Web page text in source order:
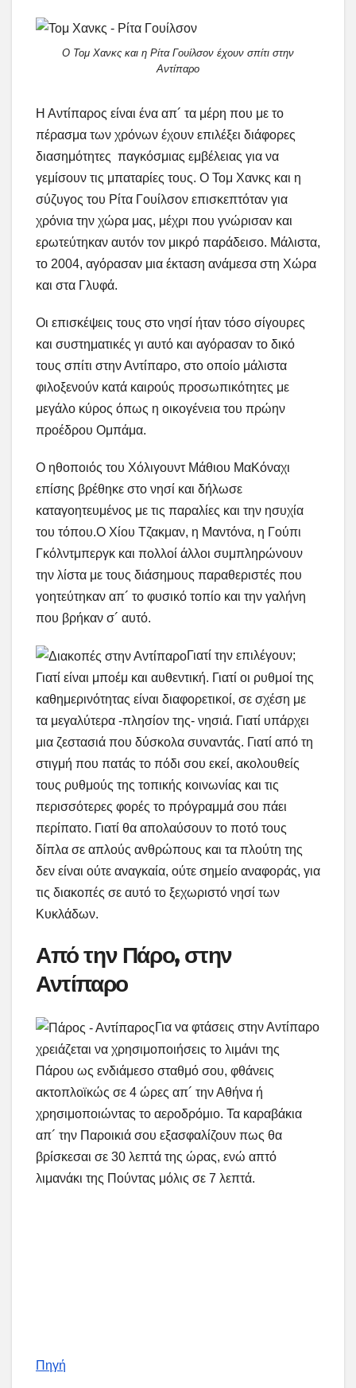
Ο Τομ Χανκς και η Ρίτα Γουίλσον έχουν σπίτι στην
Αντίπαρο
Η Αντίπαρος είναι ένα απ´ τα μέρη που με το
πέρασμα των χρόνων έχουν επιλέξει διάφορες
διασημότητες παγκόσμιας εμβέλειας για να
γεμίσουν τις μπαταρίες τους. Ο Τομ Χανκς και η
σύζυγος του Ρίτα Γουίλσον επισκεπτόταν για
χρόνια την χώρα μας, μέχρι που γνώρισαν και
ερωτεύτηκαν αυτόν τον μικρό παράδεισο. Μάλιστα,
το 2004, αγόρασαν μια έκταση ανάμεσα στη Χώρα
και στα Γλυφά.
Οι επισκέψεις τους στο νησί ήταν τόσο σίγουρες
και συστηματικές γι αυτό και αγόρασαν το δικό
τους σπίτι στην Αντίπαρο, στο οποίο μάλιστα
φιλοξενούν κατά καιρούς προσωπικότητες με
μεγάλο κύρος όπως η οικογένεια του πρώην
προέδρου Ομπάμα.
Ο ηθοποιός του Χόλιγουντ Μάθιου ΜαΚόναχι
επίσης βρέθηκε στο νησί και δήλωσε
καταγοητευμένος με τις παραλίες και την ησυχία
του τόπου.Ο Χίου Τζακμαν, η Μαντόνα, η Γούπι
Γκόλντμπεργκ και πολλοί άλλοι συμπληρώνουν
την λίστα με τους διάσημους παραθεριστές που
γοητεύτηκαν απ´ το φυσικό τοπίο και την γαλήνη
που βρήκαν σ´ αυτό.
Γιατί την επιλέγουν;
Γιατί είναι μποέμ και αυθεντική. Γιατί οι ρυθμοί της
καθημερινότητας είναι διαφορετικοί, σε σχέση με
τα μεγαλύτερα -πλησίον της- νησιά. Γιατί υπάρχει
μια ζεστασιά που δύσκολα συναντάς. Γιατί από τη
στιγμή που πατάς το πόδι σου εκεί, ακολουθείς
τους ρυθμούς της τοπικής κοινωνίας και τις
περισσότερες φορές το πρόγραμμά σου πάει
περίπατο. Γιατί θα απολαύσουν το ποτό τους
δίπλα σε απλούς ανθρώπους και τα πλούτη της
δεν είναι ούτε αναγκαία, ούτε σημείο αναφοράς, για
τις διακοπές σε αυτό το ξεχωριστό νησί των
Κυκλάδων.
Από την Πάρο, στην
Αντίπαρο
Για να φτάσεις στην Αντίπαρο
χρειάζεται να χρησιμοποιήσεις το λιμάνι της
Πάρου ως ενδιάμεσο σταθμό σου, φθάνεις
ακτοπλοϊκώς σε 4 ώρες απ´ την Αθήνα ή
χρησιμοποιώντας το αεροδρόμιο. Τα καραβάκια
απ´ την Παροικιά σου εξασφαλίζουν πως θα
βρίσκεσαι σε 30 λεπτά της ώρας, ενώ απτό
λιμανάκι της Πούντας μόλις σε 7 λεπτά.
Πηγή